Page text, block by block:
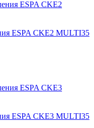
ESPA CKE2 MULTI35
ESPA CKE3 MULTI35